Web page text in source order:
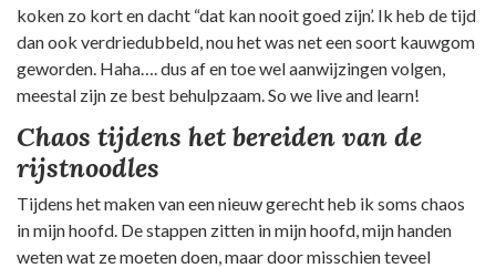
koken zo kort en dacht “dat kan nooit goed zijn’. Ik heb de tijd
dan ook verdriedubbeld, nou het was net een soort kauwgom
geworden. Haha…. dus af en toe wel aanwijzingen volgen,
meestal zijn ze best behulpzaam. So we live and learn!
Chaos tijdens het bereiden van de
rijstnoodles
Tijdens het maken van een nieuw gerecht heb ik soms chaos
in mijn hoofd. De stappen zitten in mijn hoofd, mijn handen
weten wat ze moeten doen, maar door misschien teveel